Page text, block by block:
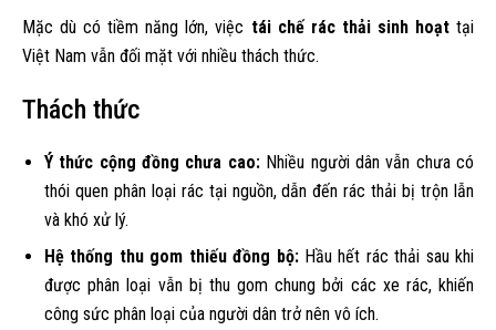
Mặc dù có tiềm năng lớn, việc tái chế rác thải sinh hoạttại
Việt Nam vẫn đối mặt với nhiều thách thức.
Thách thức
Ý thức cộng đồng chưa cao:Nhiều người dân vẫn chưa có
thói quen phân loại rác tại nguồn, dẫn đến rác thải bị trộn lẫn
và khó xử lý.
Hệ thống thu gom thiếu đồng bộ:Hầu hết rác thải sau khi
được phân loại vẫn bị thu gom chung bởi các xe rác, khiến
công sức phân loại của người dân trở nên vô ích.